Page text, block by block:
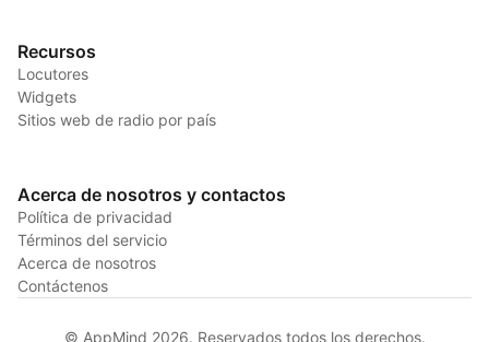
Recursos
Locutores
Widgets
Sitios web de radio por país
Acerca de nosotros y contactos
Política de privacidad
Términos del servicio
Acerca de nosotros
Contáctenos
© AppMind 2026. Reservados todos los derechos.